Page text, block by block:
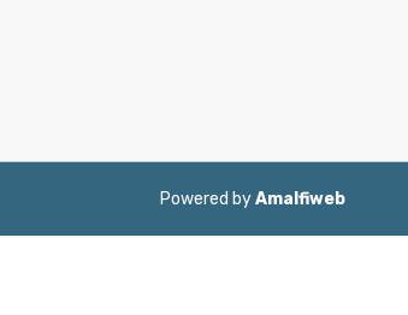
Powered byAmalfiweb